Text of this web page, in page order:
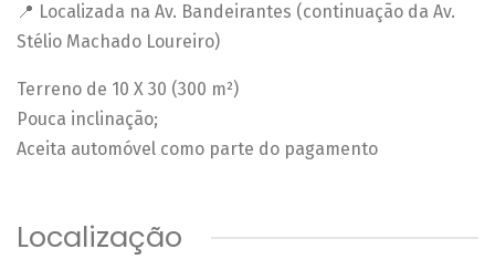
📍 Localizada na Av. Bandeirantes (continuação da Av.
Stélio Machado Loureiro)
Terreno de 10 X 30 (300 m²)
Pouca inclinação;
Aceita automóvel como parte do pagamento
Localização